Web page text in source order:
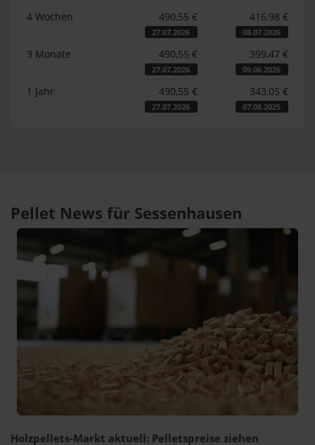
4 Wochen
490,55 €
27.07.2026
416,98 €
08.07.2026
3 Monate 490,55 €
27.07.2026
399,47 €
09.06.2026
1 Jahr 490,55 €
27.07.2026
343,05 €
07.08.2025
Pellet News für Sessenhausen
Holzpellets-Markt aktuell: Pelletspreise ziehen